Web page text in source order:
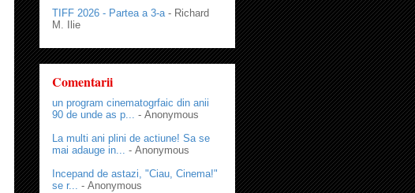
TIFF 2026 - Partea a 3-a - Richard
M. Ilie
Comentarii
un program cinematogrfaic din anii
90 de unde as p... - Anonymous
La multi ani plini de actiune! Sa se
mai adauge in... - Anonymous
Incepand de astazi, "Ciau, Cinema!"
se r... - Anonymous